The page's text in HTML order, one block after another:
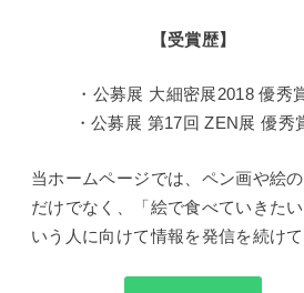
【受賞歴】
・公募展 大細密展2018 優秀
・公募展 第17回 ZEN展 優秀
当ホームページでは、ペン画や絵
だけでなく、「絵で食べていきた
いう人に向けて情報を発信を続けて